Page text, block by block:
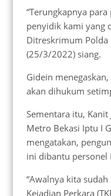
“Terungkapnya
penyidik kami yang
Ditreskrimum Polda
(25/3/2022) siang.
Gidein
akan dihukum
Sementara itu, Kanit
Metro Bekasi Iptu I
mengatakan,
ini dibantu personel
“Awalnya kita
Kejadian Perkara